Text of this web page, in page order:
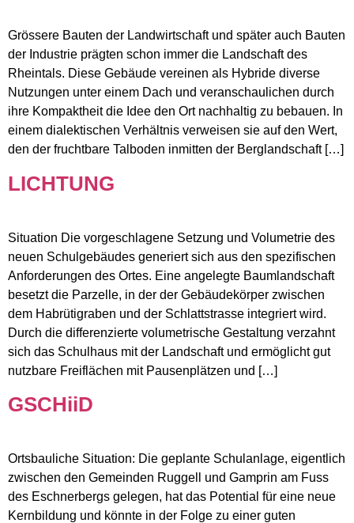
Grössere Bauten der Landwirtschaft und später auch Bauten
der Industrie prägten schon immer die Landschaft des
Rheintals. Diese Gebäude vereinen als Hybride diverse
Nutzungen unter einem Dach und veranschaulichen durch
ihre Kompaktheit die Idee den Ort nachhaltig zu bebauen. In
einem dialektischen Verhältnis verweisen sie auf den Wert,
den der fruchtbare Talboden inmitten der Berglandschaft […]
LICHTUNG
Situation Die vorgeschlagene Setzung und Volumetrie des
neuen Schulgebäudes generiert sich aus den spezifischen
Anforderungen des Ortes. Eine angelegte Baumlandschaft
besetzt die Parzelle, in der der Gebäudekörper zwischen
dem Habrütigraben und der Schlattstrasse integriert wird.
Durch die differenzierte volumetrische Gestaltung verzahnt
sich das Schulhaus mit der Landschaft und ermöglicht gut
nutzbare Freiflächen mit Pausenplätzen und […]
GSCHiiD
Ortsbauliche Situation: Die geplante Schulanlage, eigentlich
zwischen den Gemeinden Ruggell und Gamprin am Fuss
des Eschnerbergs gelegen, hat das Potential für eine neue
Kernbildung und könnte in der Folge zu einer guten